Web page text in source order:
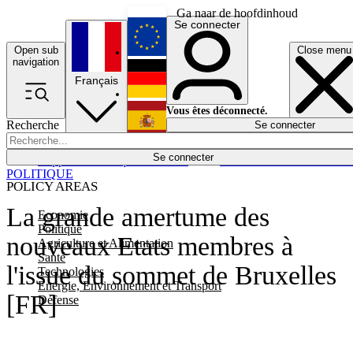
Ga naar de hoofdinhoud
Open sub
navigation
Close menu
Recherche
Se connecter
POLICY AREAS
Economie
Politique
Agriculture et Alimentation
Santé
Technologies
Energie, Environnement et Transport
Défense
Économie
Français
English
Deutsch
Español
Se connecter
Vous êtes déconnecté.
Se connecter
La grande amertume des
nouveaux Etats membres à
l'issue du sommet de Bruxelles
[FR]
POLITIQUE